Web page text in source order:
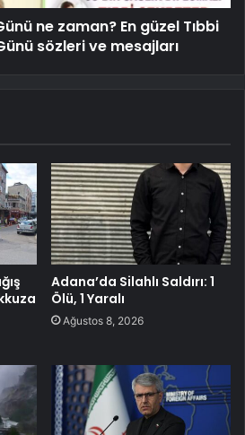
ne zaman? En güzel Tıbbi
sözleri ve mesajları
Adana’da Silahlı Saldırı: 1
Ölü, 1 Yaralı
Ağustos 8, 2026